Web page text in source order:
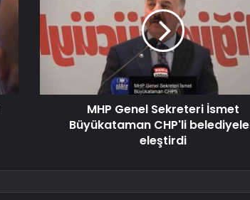
MHP Genel Sekreteri İsmet
Büyükataman CHP'li
eleştirdi